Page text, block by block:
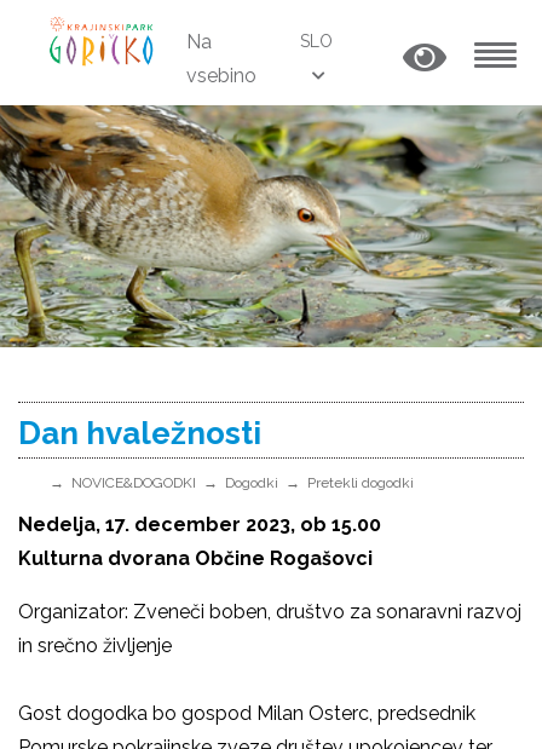
Na
vsebino
SLO
Dan hvaležnosti
NOVICE&DOGODKI Dogodki Pretekli dogodki
Nedelja, 17. december 2023, ob 15.00
Kulturna dvorana Občine Rogašovci
Organizator: Zveneči boben, društvo za sonaravni razvoj
in srečno življenje
Gost dogodka bo gospod Milan Osterc, predsednik